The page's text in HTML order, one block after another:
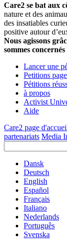
Care2 se bat aux
nature et des
des insatiables
positive autour
Nous agissons
sommes concernés
Lancer une
Petitions
Pétitions
à propos
Activist
Aide
Care2 page
partenariats Media
Dansk
Deutsch
English
Español
Français
Italiano
Nederlands
Português
Svenska